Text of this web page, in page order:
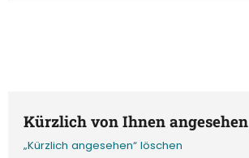
Kürzlich von Ihnen angesehen
„Kürzlich angesehen“ löschen